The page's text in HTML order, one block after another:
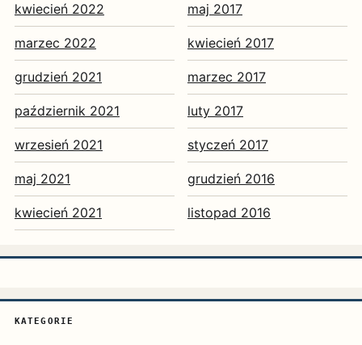
kwiecień 2022
marzec 2022
grudzień 2021
październik 2021
wrzesień 2021
maj 2021
kwiecień 2021
maj 2017
kwiecień 2017
marzec 2017
luty 2017
styczeń 2017
grudzień 2016
listopad 2016
KATEGORIE